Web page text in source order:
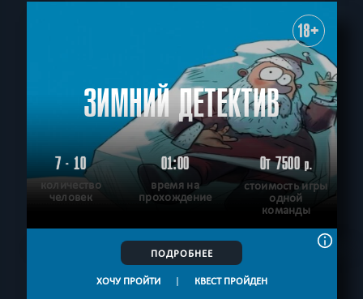
18+
ЗИМНИЙ ДЕТЕКТИВ
7 - 10
количество
человек
01:00
время на
прохождение
От 7500р.
стоимость игры
одной
команды
ПОДРОБНЕЕ
ХОЧУ ПРОЙТИ | КВЕСТ ПРОЙДЕН